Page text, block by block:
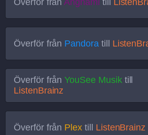
Överför från Pandora till
Överför frånYouSee Musiktill
ListenBrainz
Överför från Plex till ListenBrainz